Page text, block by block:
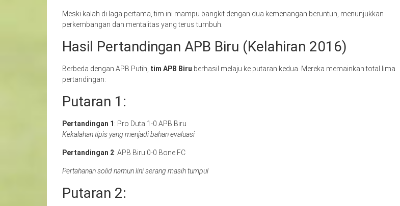
Meski kalah di laga pertama, tim ini mampu bangkit dengan dua kemenangan beruntun, menunjukkan
perkembangan dan mentalitas yang terus tumbuh.
Hasil Pertandingan APB Biru (Kelahiran 2016)
Berbeda dengan APB Putih, tim APB Biru berhasil melaju ke putaran kedua. Mereka memainkan total lima
pertandingan:
Putaran 1:
Pertandingan 1 : Pro Duta 1-0 APB Biru
Kekalahan tipis yang menjadi bahan evaluasi
Pertandingan 2: APB Biru 0-0 Bone FC
Pertahanan solid namun lini serang masih tumpul
Putaran 2: